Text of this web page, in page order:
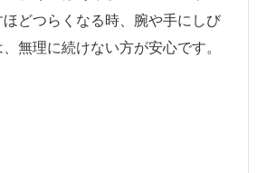
どつらくなる時、腕や手にしび
無理に続けない方が安心です。